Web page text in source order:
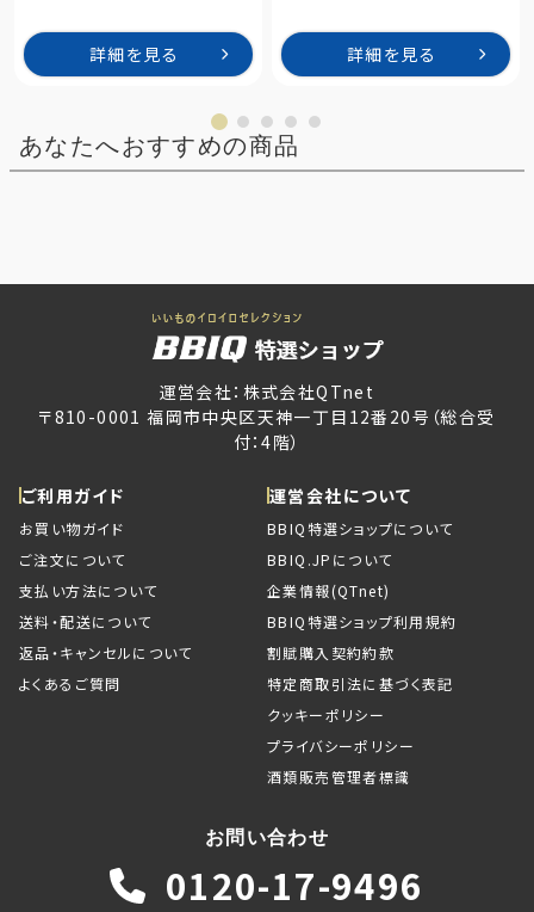
詳細を見る 詳細を見る
あなたへおすすめの商品
運営会社：株式会社QTnet
〒810-0001 福岡市中央区天神一丁目12番20号（総合受
付：4階）
ご利用ガイド
お買い物ガイド
ご注文について
支払い方法について
送料・配送について
返品・キャンセルについて
よくあるご質問
運営会社について
BBIQ特選ショップについて
BBIQ.JPについて
企業情報(QTnet)
BBIQ特選ショップ利用規約
割賦購入契約約款
特定商取引法に基づく表記
クッキーポリシー
プライバシーポリシー
酒類販売管理者標識
お問い合わせ
0120-17-9496